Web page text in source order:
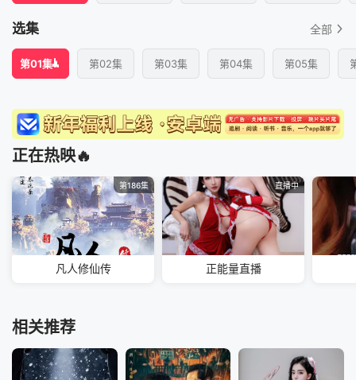
选集 全部
第01集 第02集 第03集 第04集 第05集
正在热映🔥
第186集
凡人修仙传
直播中
正能量直播
相关推荐